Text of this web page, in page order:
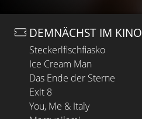
DEMNÄCHST IM KINO
Steckerlfischfiasko
Ice Cream Man
Das Ende der Sterne
Exit 8
You, Me & Italy